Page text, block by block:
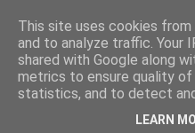
This site uses cookies
and to analyze traffic. Your
shared with Google along
metrics to ensure quality of
statistics, and to detect
LEARN